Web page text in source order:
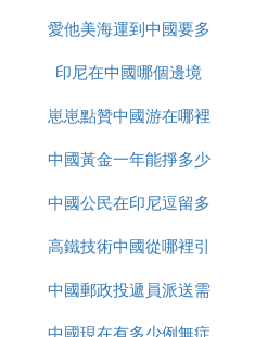
看
愛他美海運到中國要多
久
印尼在中國哪個邊境
崽崽點贊中國游在哪裡
中國黃金一年能掙多少
錢
中國公民在印尼逗留多
久
高鐵技術中國從哪裡引
進
中國郵政投遞員派送需
要多久
中國現在有多少例無症